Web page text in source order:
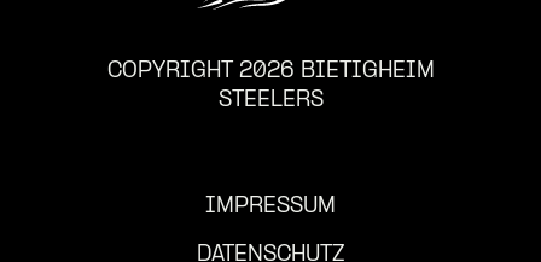
COPYRIGHT 2026 BIETIGHEIM
STEELERS
IMPRESSUM
DATENSCHUTZ